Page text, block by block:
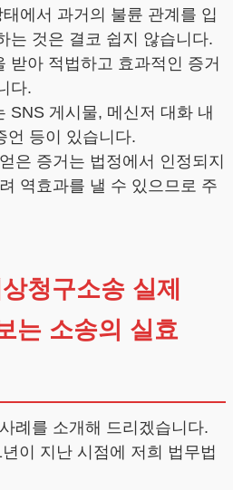
에서 과거의 불륜 관계를 입
는 것은 결코 쉽지 않습니다.
받아 적법하고 효과적인 증거
다.
SNS 게시물, 메신저 대화 내
언 등이 있습니다.
은 증거는 법정에서 인정되지
역효과를 낼 수 있으므로 주
청구소송 실제
는 소송의 실효
례를 소개해 드리겠습니다.
이 지난 시점에 저희 법무법